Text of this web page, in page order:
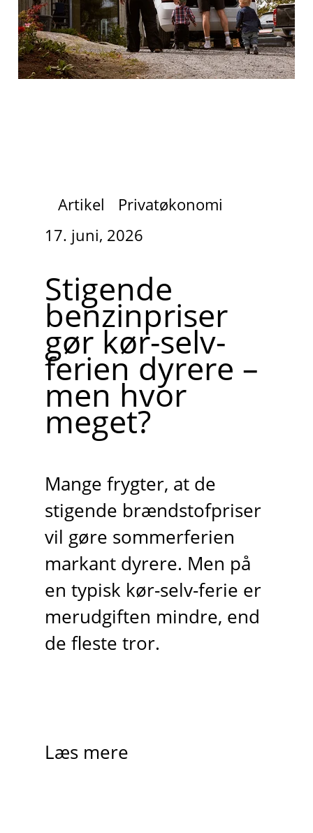
Artikel
Privatøkonomi
17. juni, 2026
Stigende
benzinpriser
gør kør-selv-
ferien dyrere –
men hvor
meget?
Mange frygter, at de
stigende brændstofpriser
vil gøre sommerferien
markant dyrere. Men på
en typisk kør-selv-ferie er
merudgiften mindre, end
de fleste tror.
Læs mere